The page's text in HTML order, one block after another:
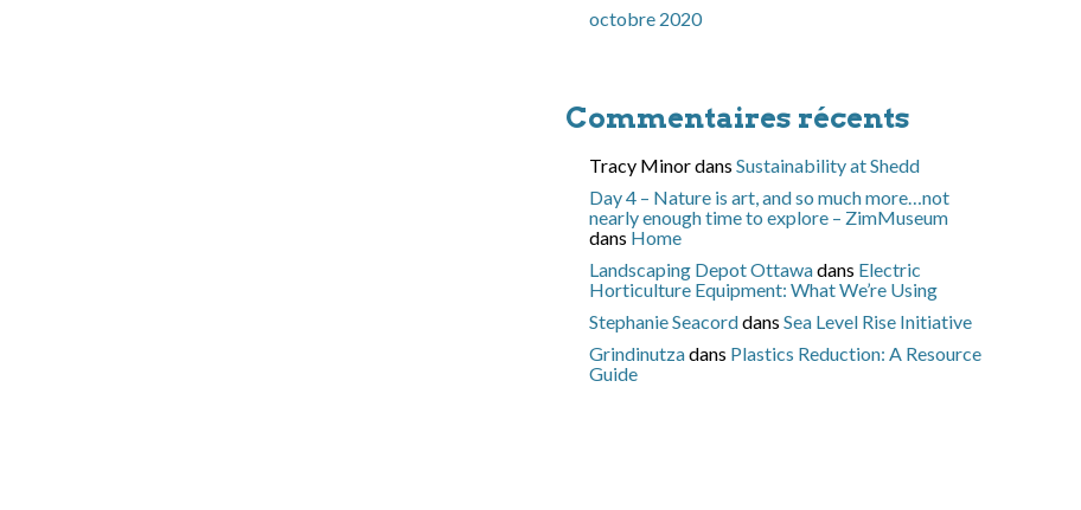
octobre 2020
Commentaires récents
Tracy MinordansSustainability at Shedd
Day 4 – Nature is art, and so much more…not
nearly enough time to explore – ZimMuseum
dans Home
Landscaping Depot Ottawadans Electric
Horticulture Equipment: What We’re Using
Stephanie SeacorddansSea Level Rise Initiative
Grindinutzadans Plastics Reduction: A Resource
Guide